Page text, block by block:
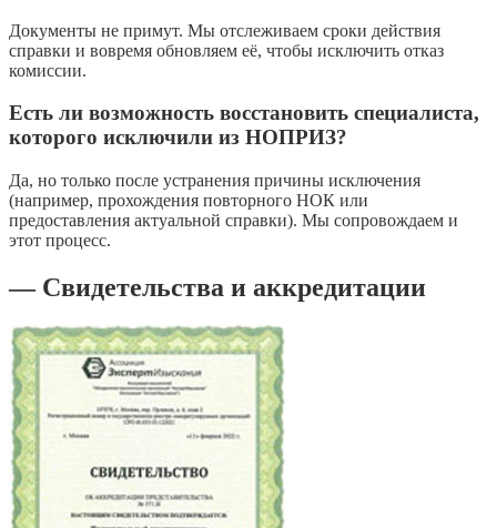
Документы не примут. Мы отслеживаем сроки действия
справки и вовремя обновляем её, чтобы исключить отказ
комиссии.
Есть ли возможность восстановить специалиста,
которого исключили из НОПРИЗ?
Да, но только после устранения причины исключения
(например, прохождения повторного НОК или
предоставления актуальной справки). Мы сопровождаем и
этот процесс.
— Свидетельства и аккредитации